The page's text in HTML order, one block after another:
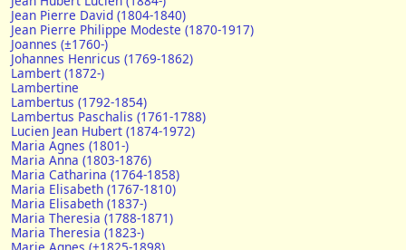
Jean Pierre David (1804-1840)
Jean Pierre Philippe Modeste (1870-1917)
Joannes (±1760-)
Johannes Henricus (1769-1862)
Lambert (1872-)
Lambertine
Lambertus (1792-1854)
Lambertus Paschalis (1761-1788)
Lucien Jean Hubert (1874-1972)
Maria Agnes (1801-)
Maria Anna (1803-1876)
Maria Catharina (1764-1858)
Maria Elisabeth (1767-1810)
Maria Elisabeth (1837-)
Maria Theresia (1788-1871)
Maria Theresia (1823-)